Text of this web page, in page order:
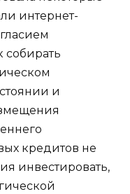
интернет-
собирать
и
кредитов не
инвестировать,